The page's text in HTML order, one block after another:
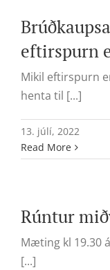
eftirspurn
Mikil eftirspurn
henta til [...]
13. júlí, 2022
Read More
Rúntur
Mæting kl 19.30
[...]